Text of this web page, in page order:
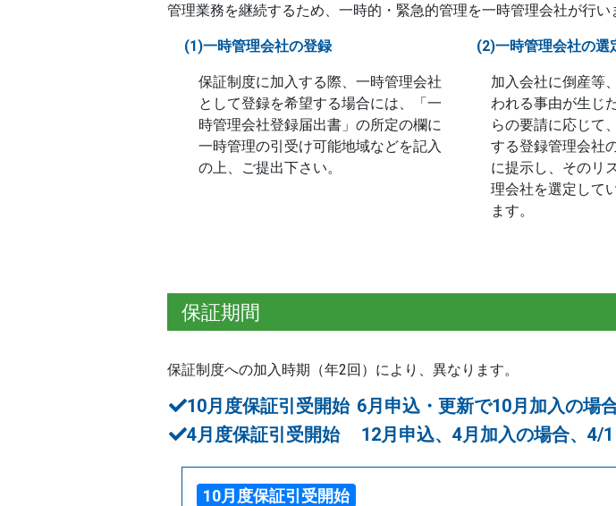
管理業務を継続するため、一時的・緊急的管理を一時管理会社が行い
(1)一時管理会社の登録
保証制度に加入する際、一時管理会社
として登録を希望する場合には、「一
時管理会社登録届出書」の所定の欄に
一時管理の引受け可能地域などを記入
の上、ご提出下さい。
(2)一時管理会社の選
加入会社に倒産等
われる事由が生じ
らの要請に応じて
する登録管理会社
に提示し、そのリ
理会社を選定して
ます。
保証期間
保証制度への加入時期（年2回）により、異なります。
10月度保証引受開始 6月申込・更新で10月加入の場
4月度保証引受開始
12月申込、4月加入の場合、4/
10月度保証引受開始